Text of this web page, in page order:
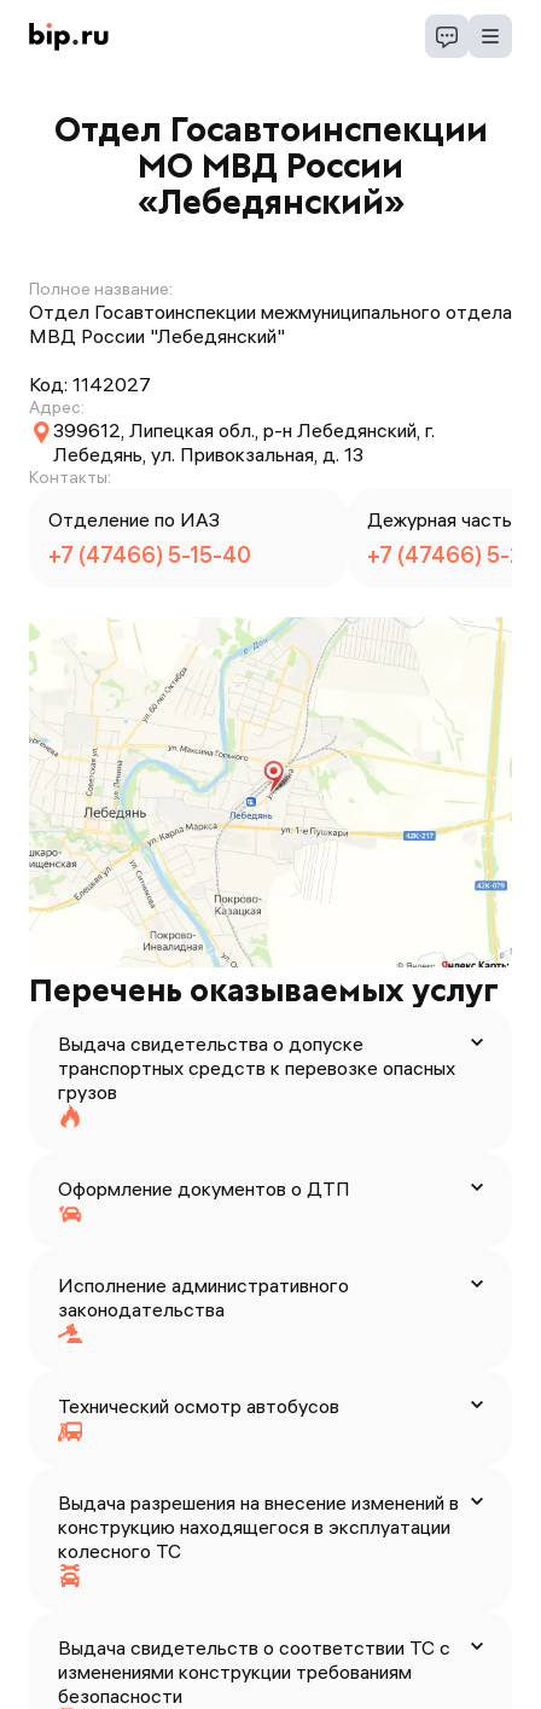
Отдел Госавтоинспекции
МО МВД России
«Лебедянский»
Полное название:
Отдел Госавтоинспекции межмуниципального отдела
МВД России "Лебедянский"
Код: 1142027
Адрес:
399612, Липецкая обл., р-н Лебедянский, г.
Лебедянь, ул. Привокзальная, д. 13
Контакты:
Отделение по ИАЗ
+7 (47466) 5-15-40
Дежурная часть
+7 (47466) 5-
Перечень оказываемых услуг
Выдача свидетельства о допуске
транспортных средств к перевозке опасных
грузов
Оформление документов о ДТП
Исполнение административного
законодательства
Технический осмотр автобусов
Выдача разрешения на внесение изменений в
конструкцию находящегося в эксплуатации
колесного ТС
Выдача свидетельств о соответствии ТС с
изменениями конструкции требованиям
безопасности